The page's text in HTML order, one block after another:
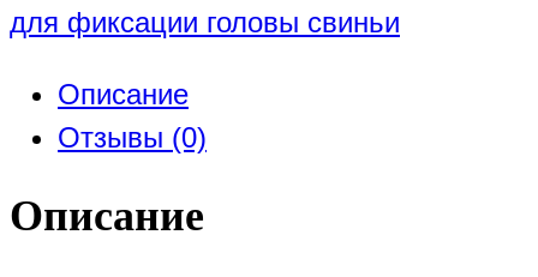
для фиксации головы свиньи
Описание
Отзывы (0)
Описание